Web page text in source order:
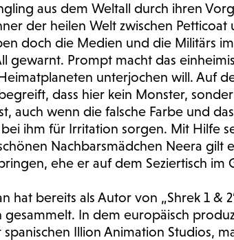
aus dem Weltall durch ihren
der heilen Welt zwischen
doch die Medien und die Militärs
gewarnt. Prompt macht das
unterjochen will. Auf
dass hier kein Monster,
auch wenn die falsche Farbe und
ihm für Irritation sorgen. Mit Hilfe
Nachbarsmädchen Neera gilt
ehe er auf dem Seziertisch
hat bereits als Autor von „Shrek 1 &
gesammelt. In dem europäisch
spanischen Illion Animation Studios,